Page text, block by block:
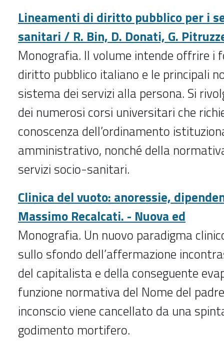
Lineamenti di diritto pubblico per i
sanitari / R. Bin, D. Donati, G.
Monografia. Il volume intende offrire i
diritto pubblico italiano e le principali
sistema dei servizi alla persona. Si
dei numerosi corsi universitari che
conoscenza dell’ordinamento
amministrativo, nonché della
servizi socio-sanitari.
Clinica del vuoto: anoressie,
Massimo Recalcati. - Nuova ed
Monografia. Un nuovo paradigma
sullo sfondo dell’affermazione
del capitalista e della conseguente
funzione normativa del Nome del
inconscio viene cancellato da una
godimento mortifero.